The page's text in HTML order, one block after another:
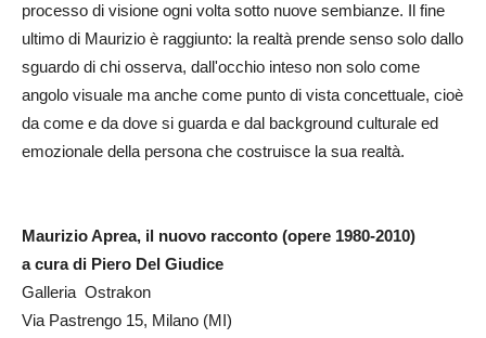
processo di visione ogni volta sotto nuove sembianze. Il fine
ultimo di Maurizio è raggiunto: la realtà prende senso solo dallo
sguardo di chi osserva, dall'occhio inteso non solo come
angolo visuale ma anche come punto di vista concettuale, cioè
da come e da dove si guarda e dal background culturale ed
emozionale della persona che costruisce la sua realtà.
Maurizio Aprea, il nuovo racconto (opere 1980-2010)
a cura di Piero Del Giudice
Galleria Ostrakon
Via Pastrengo 15, Milano (MI)